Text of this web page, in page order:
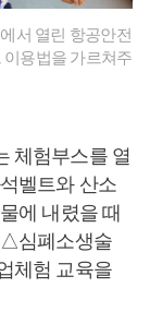
서 열린 항공안전
용법을 가르쳐주
체험부스를 열
벨트와 산소
에 내렸을 때
심폐소생술
체험 교육을